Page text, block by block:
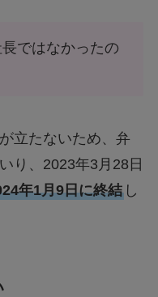
ではなかったの
立たないため、弁
り、2023年3月28日
年1月9日に終結し